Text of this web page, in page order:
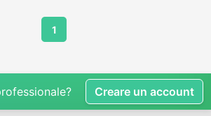
1
Creare un account